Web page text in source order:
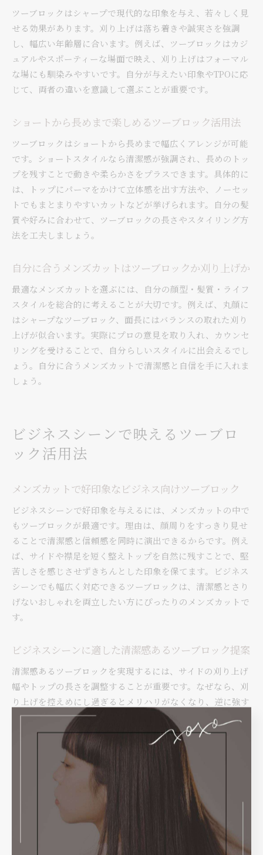
ツーブロックはシャープで現代的な印象を与え、若々しく見
せる効果があります。刈り上げは落ち着きや誠実さを強調
し、幅広い年齢層に合います。例えば、ツーブロックはカジ
ュアルやスポーティーな場面で映え、刈り上げはフォーマル
な場にも馴染みやすいです。自分が与えたい印象やTPOに応
じて、両者の違いを意識して選ぶことが重要です。
ショートから長めまで楽しめるツーブロック活用法
ツーブロックはショートから長めまで幅広くアレンジが可能
です。ショートスタイルなら清潔感が強調され、長めのトッ
プを残すことで動きや柔らかさをプラスできます。具体的に
は、トップにパーマをかけて立体感を出す方法や、ノーセッ
トでもまとまりやすいカットなどが挙げられます。自分の髪
質や好みに合わせて、ツーブロックの長さやスタイリング方
法を工夫しましょう。
自分に合うメンズカットはツーブロックか刈り上げか
最適なメンズカットを選ぶには、自分の顔型・髪質・ライフ
スタイルを総合的に考えることが大切です。例えば、丸顔に
はシャープなツーブロック、面長にはバランスの取れた刈り
上げが似合います。実際にプロの意見を取り入れ、カウンセ
リングを受けることで、自分らしいスタイルに出会えるでし
ょう。自分に合うメンズカットで清潔感と自信を手に入れま
しょう。
ビジネスシーンで映えるツーブロ
ック活用法
メンズカットで好印象なビジネス向けツーブロック
ビジネスシーンで好印象を与えるには、メンズカットの中で
もツーブロックが最適です。理由は、顔周りをすっきり見せ
ることで清潔感と信頼感を同時に演出できるからです。例え
ば、サイドや襟足を短く整えトップを自然に残すことで、堅
苦しさを感じさせずきちんとした印象を保てます。ビジネス
シーンでも幅広く対応できるツーブロックは、清潔感とさり
げないおしゃれを両立したい方にぴったりのメンズカットで
す。
ビジネスシーンに適した清潔感あるツーブロック提案
清潔感あるツーブロックを実現するには、サイドの刈り上げ
幅やトップの長さを調整することが重要です。なぜなら、刈
り上げを控えめにし過ぎるとメリハリがなくなり、逆に強す
ぎるとカジュアルに寄りすぎるためです。具体的には、耳周
りはすっきりとさせ、トップは自然なボリュームを持たせる
ことで、スーツにもなじむ落ち着いた雰囲気に仕上がりま
す。清潔感とビジネスマナーを両立したツーブロックは、職
場でも好印象を与えやすいメンズカットです。
落ち着いた印象のメンズカットツーブロックのコツ
落ち着いた雰囲気を演出するためには、全体のバランスと長
さ調整がポイントです。理由は、トップとサイドの長さ差を